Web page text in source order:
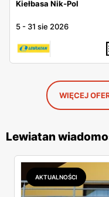
Kiełbasa Nik-Pol
5 - 31 sie 2026
WIĘCEJ
Lewiatan
AKTUALNOŚCI